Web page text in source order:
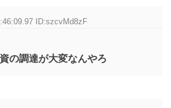
ID:szcvMd8zF
の調達が大変なんやろ